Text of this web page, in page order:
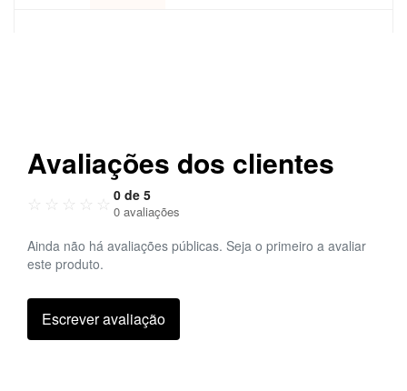
Avaliações dos clientes
☆ ☆ ☆ ☆ ☆ 0 de 5
0 avaliações
Ainda não há avaliações públicas. Seja o primeiro a avaliar
este produto.
Escrever avaliação